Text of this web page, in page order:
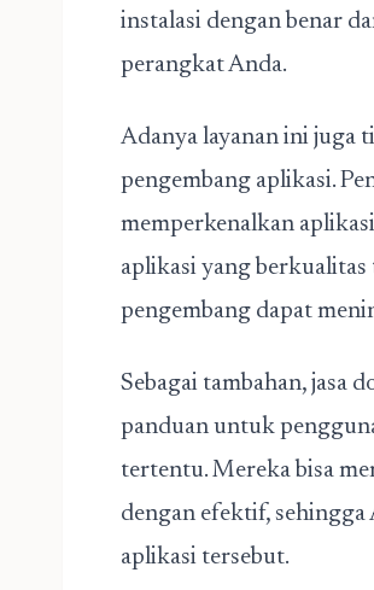
instalasi dengan benar
perangkat Anda.
Adanya layanan ini juga
pengembang aplikasi.
memperkenalkan
aplikasi yang
pengembang dapat
Sebagai tambahan, jasa
panduan untuk
tertentu. Mereka bisa
dengan efektif,
aplikasi tersebut.